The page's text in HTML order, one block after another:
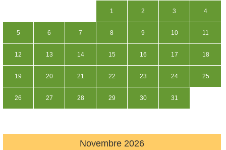
1 2 3 4
5 6 7 8 9 10 11
12 13 14 15 16 17 18
19 20 21 22 23 24 25
26 27 28 29 30 31
Novembre 2026